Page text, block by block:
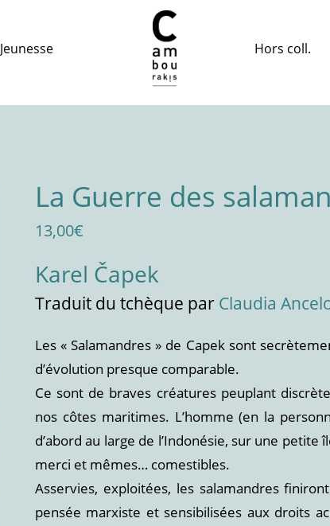
Jeunesse Hors coll.
La Guerre des
13,00€
Karel Čapek
Traduit du tchèque par Claudia
Les « Salamandres » de Capek sont
d’évolution presque comparable.
Ce sont de braves créatures peuplant
nos côtes maritimes. L’homme (en la
d’abord au large de l’Indonésie, sur une
merci et mêmes… comestibles.
Asservies, exploitées, les salamandres
pensée marxiste et sensibilisées aux droits